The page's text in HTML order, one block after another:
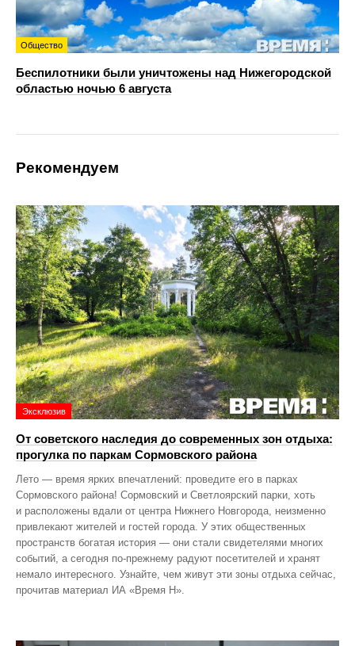
Общество
Беспилотники были уничтожены над Нижегородской
областью ночью 6 августа
Рекомендуем
Эксклюзив
От советского наследия до современных зон отдыха:
прогулка по паркам Сормовского района
Лето — время ярких впечатлений: проведите его в парках
Сормовского района! Сормовский и Светлоярский парки, хоть
и расположены вдали от центра Нижнего Новгорода, неизменно
привлекают жителей и гостей города. У этих общественных
пространств богатая история — они стали свидетелями многих
событий, а сегодня по‑прежнему радуют посетителей и хранят
немало интересного. Узнайте, чем живут эти зоны отдыха сейчас,
прочитав материал ИА «Время Н».